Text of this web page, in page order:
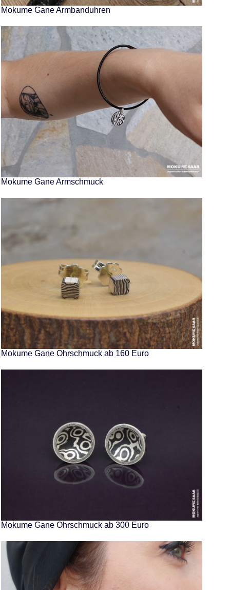
Mokume Gane Armbanduhren
Mokume Gane Armschmuck
Mokume Gane Ohrschmuck ab 160 Euro
Mokume Gane Ohrschmuck ab 300 Euro